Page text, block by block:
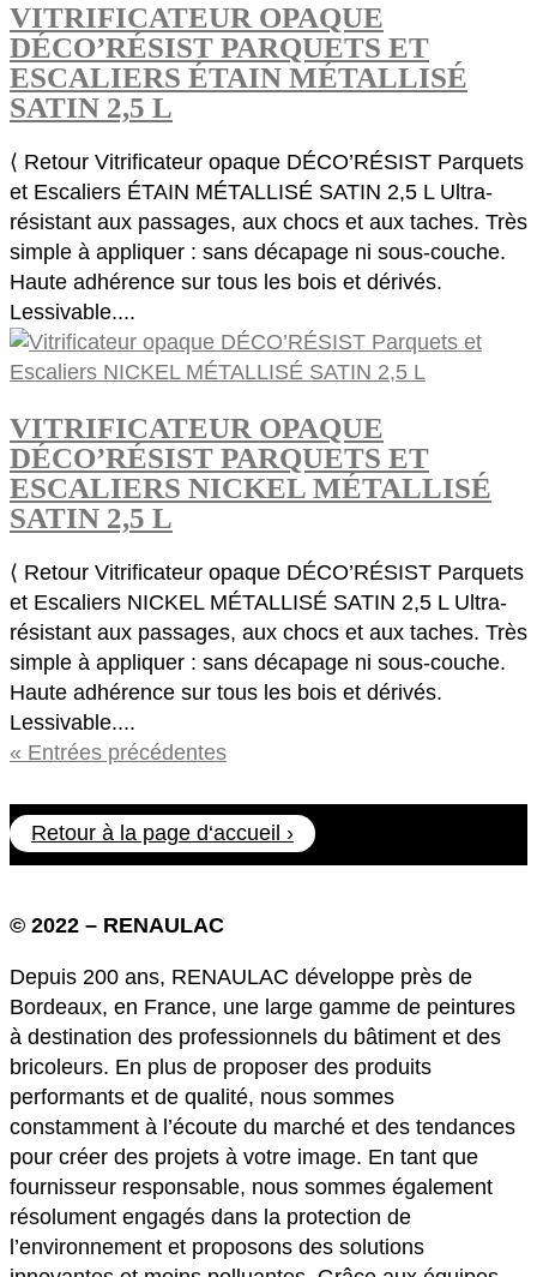
VITRIFICATEUR OPAQUE
DÉCO’RÉSIST PARQUETS ET
ESCALIERS ÉTAIN MÉTALLISÉ
SATIN 2,5 L
⟨ Retour Vitrificateur opaque DÉCO’RÉSIST Parquets
et Escaliers ÉTAIN MÉTALLISÉ SATIN 2,5 L Ultra-
résistant aux passages, aux chocs et aux taches. Très
simple à appliquer : sans décapage ni sous-couche.
Haute adhérence sur tous les bois et dérivés.
Lessivable....
VITRIFICATEUR OPAQUE
DÉCO’RÉSIST PARQUETS ET
ESCALIERS NICKEL MÉTALLISÉ
SATIN 2,5 L
⟨ Retour Vitrificateur opaque DÉCO’RÉSIST Parquets
et Escaliers NICKEL MÉTALLISÉ SATIN 2,5 L Ultra-
résistant aux passages, aux chocs et aux taches. Très
simple à appliquer : sans décapage ni sous-couche.
Haute adhérence sur tous les bois et dérivés.
Lessivable....
« Entrées précédentes
Retour à la page d‘accueil ›
© 2022 – RENAULAC
Depuis 200 ans, RENAULAC développe près de
Bordeaux, en France, une large gamme de peintures
à destination des professionnels du bâtiment et des
bricoleurs. En plus de proposer des produits
performants et de qualité, nous sommes
constamment à l’écoute du marché et des tendances
pour créer des projets à votre image. En tant que
fournisseur responsable, nous sommes également
résolument engagés dans la protection de
l’environnement et proposons des solutions